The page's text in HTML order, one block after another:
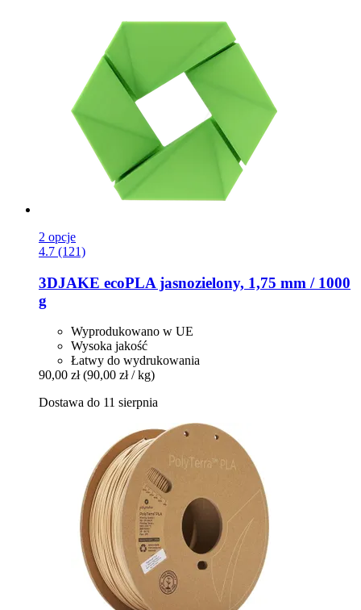
2 opcje
4.7 (121)
3DJAKE ecoPLA jasnozielony, 1,75 mm / 1000
g
Wyprodukowano w UE
Wysoka jakość
Łatwy do wydrukowania
90,00 zł (90,00 zł / kg)
Dostawa do 11 sierpnia